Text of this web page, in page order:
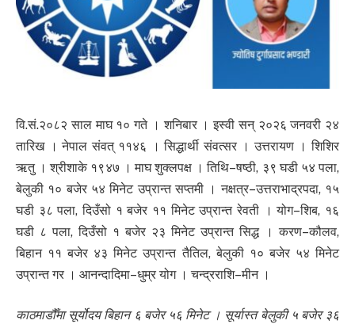
वि.सं.२०८२ साल माघ १० गते । शनिबार । इस्वी सन् २०२६ जनवरी २४
तारिख । नेपाल संवत् ११४६ । सिद्धार्थी संवत्सर । उत्तरायण । शिशिर
ऋतु । श्रीशाके १९४७ । माघ शुक्लपक्ष । तिथि–षष्ठी, ३९ घडी ५४ पला,
बेलुकी १० बजेर ५४ मिनेट उप्रान्त सप्तमी । नक्षत्र–उत्तराभाद्रपदा, १५
घडी ३८ पला, दिउँसो १ बजेर ११ मिनेट उप्रान्त रेवती । योग–शिब, १६
घडी ८ पला, दिउँसो १ बजेर २३ मिनेट उप्रान्त सिद्ध । करण–कौलव,
बिहान ११ बजेर ४३ मिनेट उप्रान्त तैतिल, बेलुकी १० बजेर ५४ मिनेट
उप्रान्त गर । आनन्दादिमा–धुम्र योग । चन्द्रराशि–मीन ।
काठमाडौँमा सूर्योदय बिहान ६ बजेर ५६ मिनेट । सूर्यास्त बेलुकी ५ बजेर ३६